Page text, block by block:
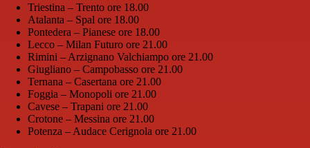
Triestina – Trento ore 18.00
Atalanta – Spal ore 18.00
Pontedera – Pianese ore 18.00
Lecco – Milan Futuro ore 21.00
Rimini – Arzignano Valchiampo ore 21.00
Giugliano – Campobasso ore 21.00
Ternana – Casertana ore 21.00
Foggia – Monopoli ore 21.00
Cavese – Trapani ore 21.00
Crotone – Messina ore 21.00
Potenza – Audace Cerignola ore 21.00